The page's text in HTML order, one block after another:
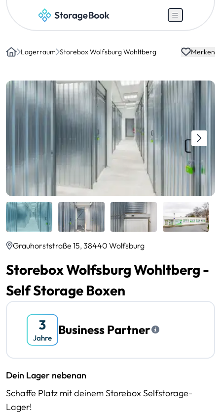
Lagerraum Storebox Wolfsburg Wohltberg Merken
Grauhorststraße 15, 38440 Wolfsburg
Storebox Wolfsburg Wohltberg -
Self Storage Boxen
Business Partner
Dein Lager nebenan
Schaffe Platz mit deinem Storebox Selfstorage-
Lager!